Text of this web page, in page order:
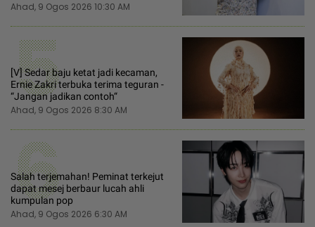
Ahad, 9 Ogos 2026 10:30 AM
5
[V] Sedar baju ketat jadi kecaman,
Ernie Zakri terbuka terima teguran -
“Jangan jadikan contoh“
Ahad, 9 Ogos 2026 8:30 AM
6
Salah terjemahan! Peminat terkejut
dapat mesej berbaur lucah ahli
kumpulan pop
Ahad, 9 Ogos 2026 6:30 AM